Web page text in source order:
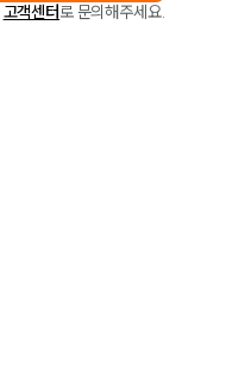
고객센터로 문의해주세요.